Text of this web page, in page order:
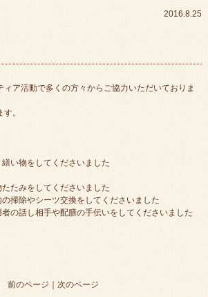
2016.8.25
ア活動で多くの方々からご協力いただいておりま
。
物をしてくださいました
みをしてくださいました
除やシーツ交換をしてくださいました
話し相手や配膳の手伝いをしてくださいました
前のページ ｜ 次のページ